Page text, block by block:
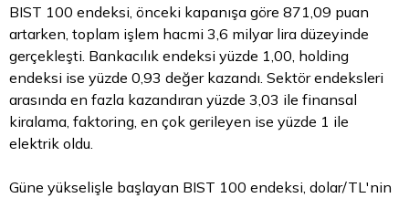
BIST 100 endeksi, önceki kapanışa göre 871,09 puan
artarken, toplam işlem hacmi 3,6 milyar lira düzeyinde
gerçekleşti. Bankacılık endeksi yüzde 1,00, holding
endeksi ise yüzde 0,93 değer kazandı. Sektör endeksleri
arasında en fazla kazandıran yüzde 3,03 ile finansal
kiralama, faktoring, en çok gerileyen ise yüzde 1 ile
elektrik oldu.
Güne yükselişle başlayan BIST 100 endeksi, dolar/TL'nin